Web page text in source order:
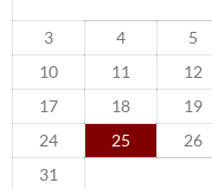
3
4 5
10
11 12
17
18 19
24
25 26
31